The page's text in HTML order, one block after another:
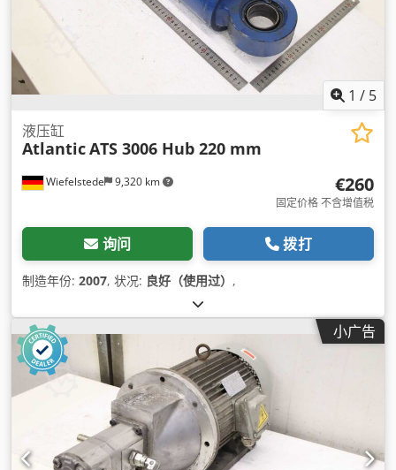
1 / 5
Wiefelstede 9,320 km
液压缸
AtlanticATS 3006 Hub 220 mm
€260
固定价格 不含增值税
询问 拨打
制造年份: 2007, 状况: 良好（使用过） ,
小广告